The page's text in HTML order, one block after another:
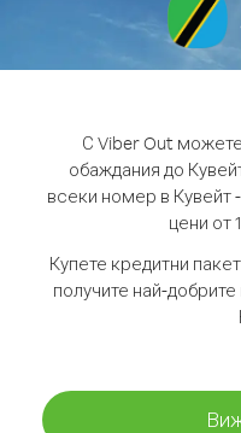
С Viber Out
обаждания до
всеки номер в Кувейт
цени от
Купете кредитни
получите най-